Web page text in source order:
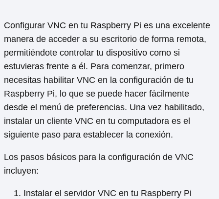
Configurar VNC en tu Raspberry Pi es una excelente
manera de acceder a su escritorio de forma remota,
permitiéndote controlar tu dispositivo como si
estuvieras frente a él. Para comenzar, primero
necesitas habilitar VNC en la configuración de tu
Raspberry Pi, lo que se puede hacer fácilmente
desde el menú de preferencias. Una vez habilitado,
instalar un cliente VNC en tu computadora es el
siguiente paso para establecer la conexión.
Los pasos básicos para la configuración de VNC
incluyen:
Instalar el servidor VNC en tu Raspberry Pi